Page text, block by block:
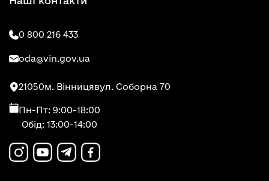
0 800 216 433
oda@vin.gov.ua
21050м. Вінницявул. Соборна 70
Пн-Пт: 9:00-18:00
Обід: 13:00-14:00